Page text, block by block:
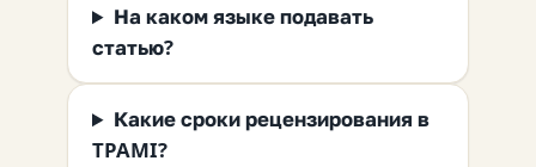
На каком языке подавать
статью?
Какие сроки рецензирования в
TPAMI?